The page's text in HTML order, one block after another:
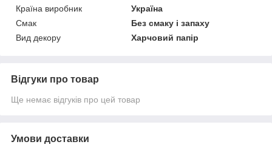
Країна виробник
Україна
Смак
Без смаку і запаху
Вид декору
Харчовий папір
Відгуки про товар
Ще немає відгуків про цей товар
Умови доставки